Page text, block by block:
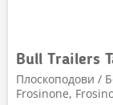
Bull Trailers
Плоскоподови /
Frosinone,